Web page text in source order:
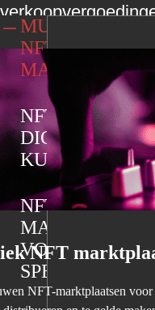
MUZIEK
NFT
NFT
DIGITALE
KUNST
NFT
MARKTPLAATS
VOOR
SPELLETJES
NFT
NFT-marktplaatsen